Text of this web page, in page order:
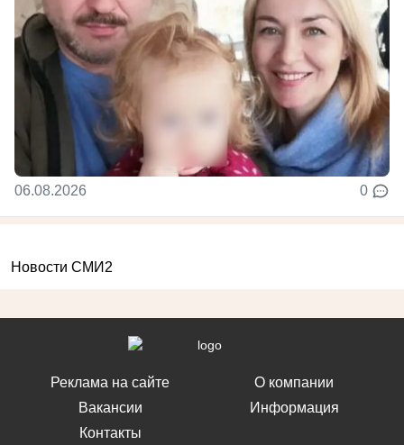
06.08.2026 0
Новости СМИ2
Реклама на сайте
Вакансии
Контакты
О компании
Информация